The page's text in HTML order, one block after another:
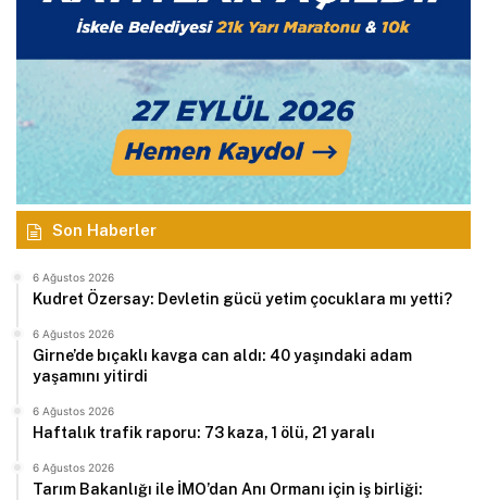
Son Haberler
6 Ağustos 2026
Kudret Özersay: Devletin gücü yetim çocuklara mı yetti?
6 Ağustos 2026
Girne’de bıçaklı kavga can aldı: 40 yaşındaki adam
yaşamını yitirdi
6 Ağustos 2026
Haftalık trafik raporu: 73 kaza, 1 ölü, 21 yaralı
6 Ağustos 2026
Tarım Bakanlığı ile İMO’dan Anı Ormanı için iş birliği: